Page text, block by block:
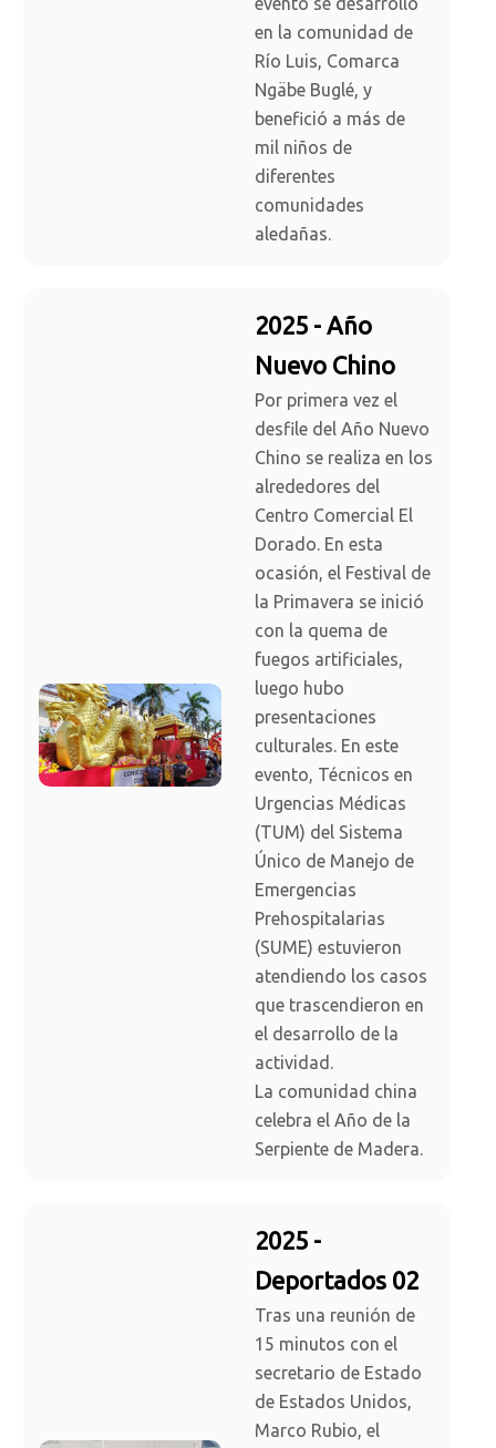
en la comunidad de
Río Luis, Comarca
Ngäbe Buglé, y
benefició a más de
mil niños de
diferentes
comunidades
aledañas.
2025 - Año
Nuevo Chino
Por primera vez el
desfile del Año Nuevo
Chino se realiza en los
alrededores del
Centro Comercial El
Dorado. En esta
ocasión, el Festival de
la Primavera se inició
con la quema de
fuegos artificiales,
luego hubo
presentaciones
culturales. En este
evento, Técnicos en
Urgencias Médicas
(TUM) del Sistema
Único de Manejo de
Emergencias
Prehospitalarias
(SUME) estuvieron
atendiendo los casos
que trascendieron en
el desarrollo de la
actividad.
La comunidad china
celebra el Año de la
Serpiente de Madera.
2025 -
Deportados 02
Tras una reunión de
15 minutos con el
secretario de Estado
de Estados Unidos,
Marco Rubio, el